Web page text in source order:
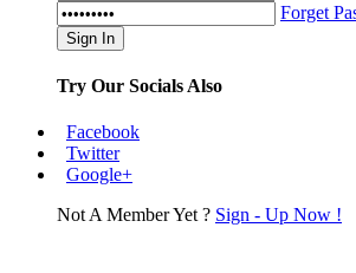
Forget
Try Our Socials Also
Facebook
Twitter
Google+
Not A Member Yet ? Sign - Up Now !